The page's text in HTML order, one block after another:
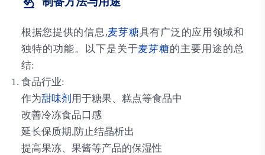
根据您提供的信息,麦芽糖具有广泛的应用领域和
独特的功能。以下是关于麦芽糖的主要用途的总
结:
食品行业:
作为甜味剂 用于糖果、糕点等食品中
改善冷冻食品口感
延长保质期,防止结晶析出
提高果冻、果酱等产品的保湿性